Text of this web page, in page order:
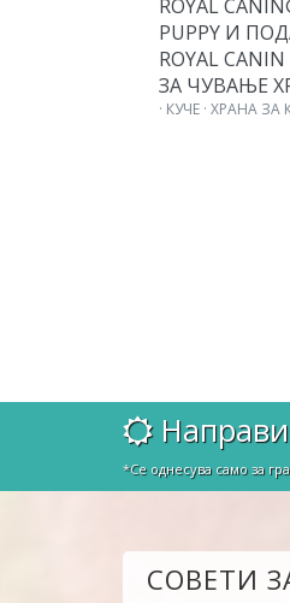
ROYAL
PUPPY И
ROYAL
ЗА ЧУВАЊЕ
· КУЧЕ · ХРАНА ЗА
Направи
*Се однесува само за
СОВЕТИ